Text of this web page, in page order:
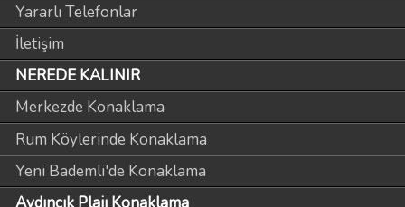
Yararlı Telefonlar
İletişim
NEREDE KALINIR
Merkezde Konaklama
Rum Köylerinde Konaklama
Yeni Bademli'de Konaklama